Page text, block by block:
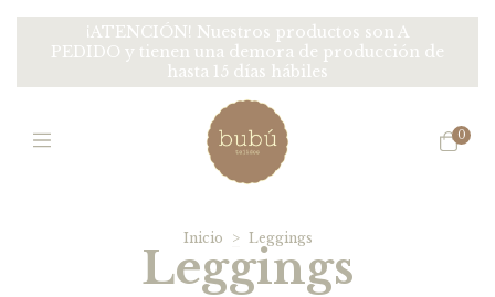
¡ATENCIÓN! Nuestros productos son A
PEDIDO y tienen una demora de producción de
hasta 15 días hábiles
0
Inicio > Leggings
Leggings